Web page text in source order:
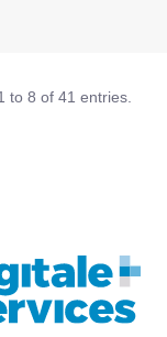
to 8 of 41 entries.